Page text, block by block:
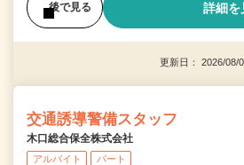
後で見る 詳細を
更新日： 2026/
交通誘導警備スタッフ
木口総合保全株式会社
アルバイト パート